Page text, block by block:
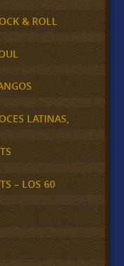
& ROLL
LATINAS,
– LOS 60